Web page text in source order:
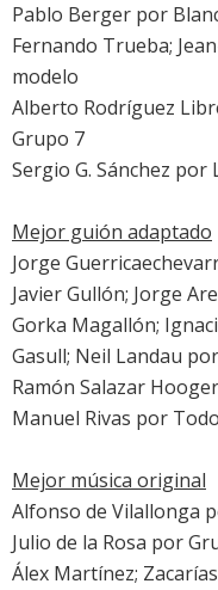
Pablo Berger por
Fernando Trueba;
modelo
Alberto Rodríguez
Grupo 7
Sergio G. Sánchez por
Mejor guión adaptado
Jorge
Javier Gullón; Jorge
Gorka Magallón;
Gasull; Neil Landau por
Ramón Salazar
Manuel Rivas por
Mejor música original
Alfonso de Vilallonga
Julio de la Rosa por
Álex Martínez;